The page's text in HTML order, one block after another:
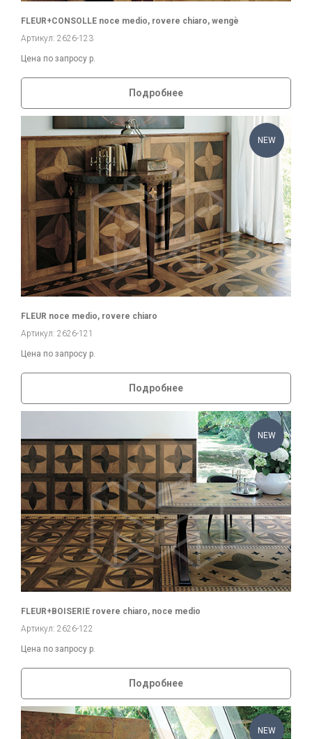
FLEUR+CONSOLLE noce medio, rovere chiaro, wengè
Артикул: 2626-123
Цена по запросу р.
Подробнее
NEW
FLEUR noce medio, rovere chiaro
Артикул: 2626-121
Цена по запросу р.
Подробнее
NEW
FLEUR+BOISERIE rovere chiaro, noce medio
Артикул: 2626-122
Цена по запросу р.
Подробнее
NEW